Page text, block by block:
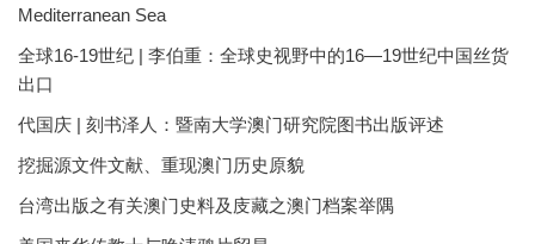
Mediterranean Sea
全球16-19世纪 | 李伯重：全球史视野中的16—19世纪中国丝货
出口
代国庆 | 刻书泽人：暨南大学澳门研究院图书出版评述
挖掘源文件文献、重现澳门历史原貌
台湾出版之有关澳门史料及庋藏之澳门档案举隅